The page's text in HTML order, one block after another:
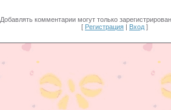
Добавлять комментарии могут только
[ Регистрация | Вход ]